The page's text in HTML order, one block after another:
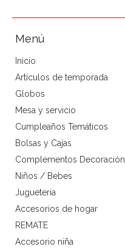
Menú
Inicio
Artículos de temporada
Globos
Mesa y servicio
Cumpleaños Temáticos
Bolsas y Cajas
Complementos Decoración
Niños / Bebes
Jugueteria
Accesorios de hogar
REMATE
Accesorio niña